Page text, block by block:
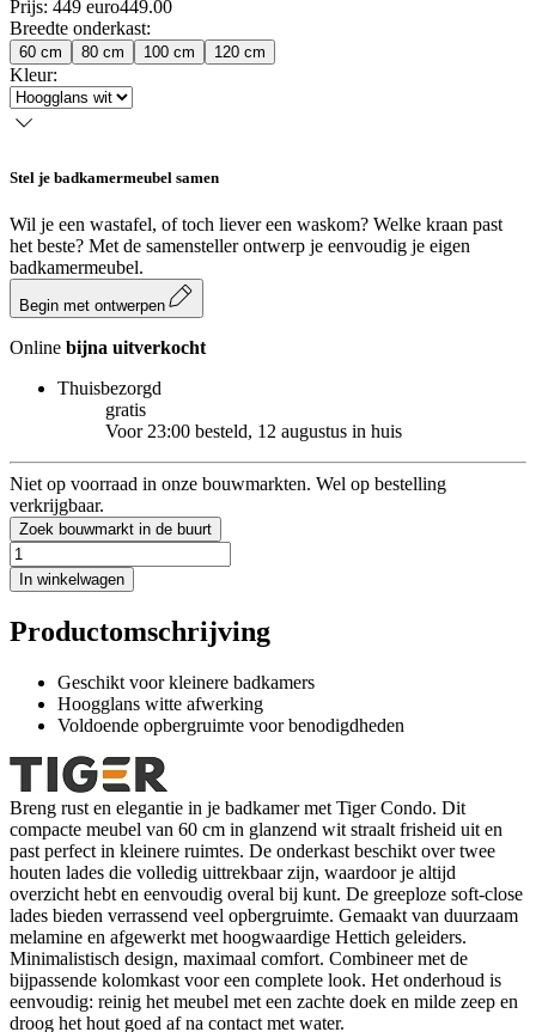
Prijs: 449 euro449.00
Breedte onderkast:
60 cm 80 cm 100 cm 120 cm
Kleur:
Stel je badkamermeubel samen
Wil je een wastafel, of toch liever een waskom? Welke kraan past
het beste? Met de samensteller ontwerp je eenvoudig je eigen
badkamermeubel.
Begin met ontwerpen
Online bijna uitverkocht
Thuisbezorgd
gratis
Voor 23:00 besteld, 12 augustus in huis
Niet op voorraad in onze bouwmarkten. Wel op bestelling
verkrijgbaar.
Zoek bouwmarkt in de buurt
In winkelwagen
Productomschrijving
Geschikt voor kleinere badkamers
Hoogglans witte afwerking
Voldoende opbergruimte voor benodigdheden
Breng rust en elegantie in je badkamer met Tiger Condo. Dit
compacte meubel van 60 cm in glanzend wit straalt frisheid uit en
past perfect in kleinere ruimtes. De onderkast beschikt over twee
houten lades die volledig uittrekbaar zijn, waardoor je altijd
overzicht hebt en eenvoudig overal bij kunt. De greeploze soft-close
lades bieden verrassend veel opbergruimte. Gemaakt van duurzaam
melamine en afgewerkt met hoogwaardige Hettich geleiders.
Minimalistisch design, maximaal comfort. Combineer met de
bijpassende kolomkast voor een complete look. Het onderhoud is
eenvoudig: reinig het meubel met een zachte doek en milde zeep en
droog het hout goed af na contact met water.